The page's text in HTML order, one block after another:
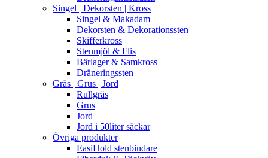
Singel | Dekorsten | Kross
Singel & Makadam
Dekorsten & Dekorationssten
Skifferkross
Stenmjöl & Flis
Bärlager & Samkross
Dräneringssten
Gräs | Grus | Jord
Rullgräs
Grus
Jord
Jord i 50liter säckar
Övriga produkter
EasiHold stenbindare